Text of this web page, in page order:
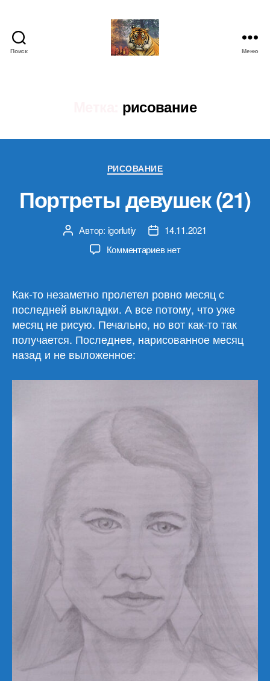
Поиск Меню
рисование
Рубрики
РИСОВАНИЕ
Портреты девушек (21)
Автор
записи
Автор: igorlutiy
Дата14.11.2021
Комментариевк
(21)
нет
Как-то незаметно пролетел ровно месяц с
последней выкладки. А все потому, что уже
месяц не рисую. Печально, но вот как-то так
получается. Последнее, нарисованное месяц
назад и не выложенное: